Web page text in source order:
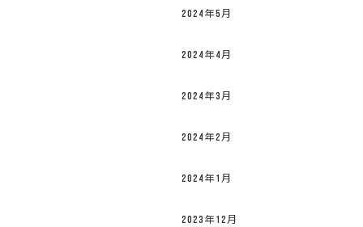
2024年5月
2024年4月
2024年3月
2024年2月
2024年1月
2023年12月